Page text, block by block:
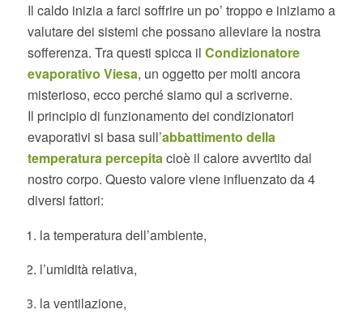
Il caldo inizia a farci soffrire un po’ troppo e iniziamo a
valutare dei sistemi che possano alleviare la nostra
sofferenza. Tra questi spicca il Condizionatore
evaporativo Viesa, un oggetto per molti ancora
misterioso, ecco perché siamo qui a scriverne.
Il principio di funzionamento dei condizionatori
evaporativi si basa sull’abbattimento della
temperatura percepitacioè il calore avvertito dal
nostro corpo. Questo valore viene influenzato da 4
diversi fattori:
la temperatura dell’ambiente,
l’umidità relativa,
la ventilazione,